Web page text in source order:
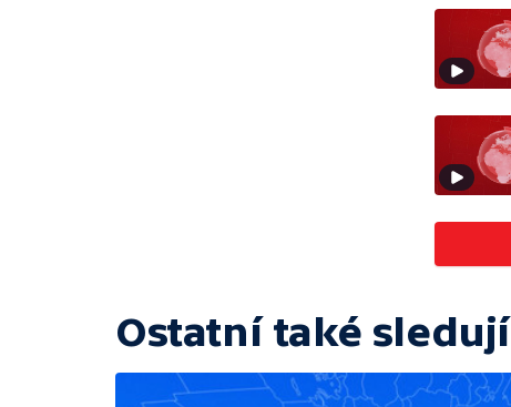
Ostatní také sledují